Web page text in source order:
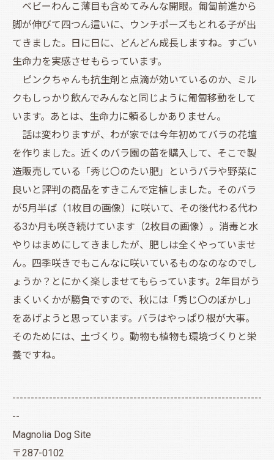
ベビーわんこ薄目も含めてみんな開眼。匍匐前進から
脚が伸びて四つん這いに、ウンチポーズもとれる子が出
てきました。日に日に、どんどん成長しますね。すごい
生命力を実感させもらっています。
ピンクちゃんも抗生剤と点滴が効いているのか、ミル
クもしっかり飲んでみんなと同じように匍匐移動をして
います。あとは、生命力に頼るしかありません。
話は変わりますが、わが家では今年初めてバラの花壇
を作りました。近くのバラ園の苗を購入して、そこで製
造販売している「秀じ〇のたい肥」というバラや野菜に
良いと評判の商品をすきこんで定植しました。そのバラ
が5月半ば（1枚目の画像）に咲いて、その後代わる代わ
る3か月も咲き続けています（2枚目の画像）。消毒と水
やりはまめにしてきましたが、肥しは全くやっていませ
ん。四季咲きでもこんなに咲いているものなのなのでし
ょうか？とにかく楽しませてもらっています。2年目がう
まくいくかが勝負ですので、秋には「秀じ〇のぼかし」
をあげようと思っています。バラはやっぱり根が大事。
そのためには、土づくり。動物も植物も環境づくりと栄
養ですね。
--------------------------------------------------------------------
--
Magnolia Dog Site
〒287-0102